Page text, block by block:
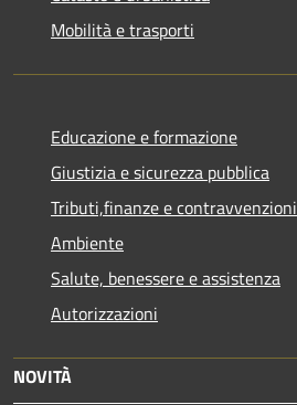
Mobilità e trasporti
Educazione e formazione
Giustizia e sicurezza pubblica
Tributi,finanze e contravvenzioni
Ambiente
Salute, benessere e assistenza
Autorizzazioni
NOVITÀ